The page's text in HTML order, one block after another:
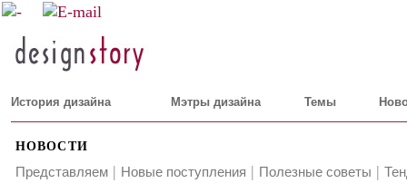
История дизайна Мэтры дизайна Темы
НОВОСТИ
Представляем | Новые поступления | Полезные советы |